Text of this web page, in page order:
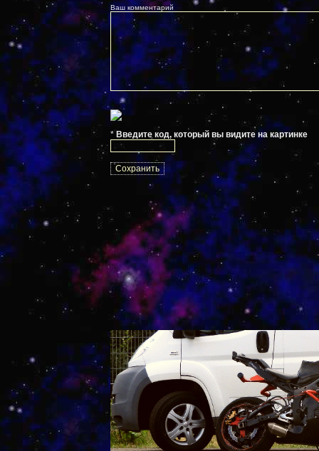
Ваш комментарий
* Введите код, который вы видите на картинке